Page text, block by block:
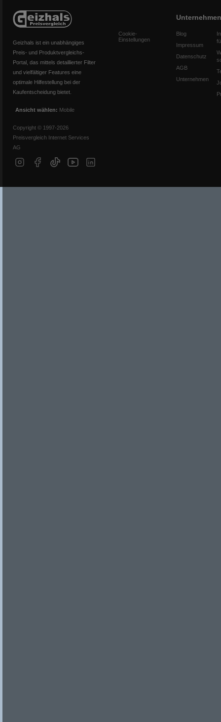
Geizhals ist ein unabhängiges
Preis- und Produktvergleichs-
Portal, das mittels detaillierter Filter
und vielfältiger Features eine
optimale Hilfestellung bei der
Kaufentscheidung bietet.
Ansicht wählen: Mobile
Copyright © 1997-2026
Preisvergleich Internet Services
AG
Cookie-
Einstellungen
Unternehmen
Blog
Impressum
Datenschutz
AGB
Unternehmen